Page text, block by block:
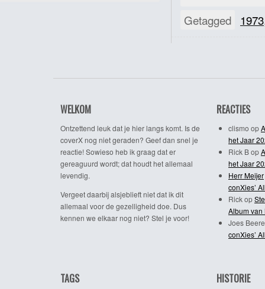
Getagged 1973
WELKOM
Ontzettend leuk dat je hier langs komt. Is de
coverX nog niet geraden? Geef dan snel je
reactie! Sowieso heb ik graag dat er
gereaguurd wordt; dat houdt het allemaal
levendig.
Vergeet daarbij alsjeblieft niet dat ik dit
allemaal voor de gezelligheid doe. Dus
kennen we elkaar nog niet? Stel je voor!
REACTIES
clismo op
het Jaar
Rick Bop
het Jaar
Herr Meijer
conXies’
Rickop
Album van
Joes
conXies’
TAGS HISTORIE